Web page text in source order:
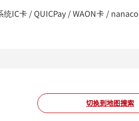
IC卡 / QUICPay / WAON卡 /
切换到地图搜索